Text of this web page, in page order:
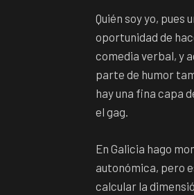
Quién soy yo, pues
oportunidad de
comedia verbal, y
parte de humor
hay una fina capa
el gag.
En Galicia hago
autonómica, pero
calcular la